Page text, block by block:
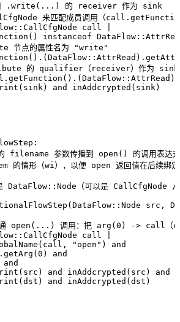
.write(...) 的 receiver 作为 sink
来匹配成员调用（
:: CallCfgNode call
() instanceof DataFlow ::
节点的属性名为 "write"
().(DataFlow :: AttrRead ).
的 qualifier（receiver）作为 sink
getFunction ().(DataFlow :: AttrRead ).
(sink) and inAddcrypted (sink)
filename 参数传播到 open() 的调用表达式
的情形（wi），以便 open 返回值在后续绑
DataFlow::Node（可以是 CallCfgNode /
(DataFlow :: Node src ,
open(...) 调用：把 arg(0) -> call（
:: CallCfgNode call
(call , "open" ) and
getArg (0 ) and
and
(src) and inAddcrypted (src) and
(dst) and inAddcrypted (dst)